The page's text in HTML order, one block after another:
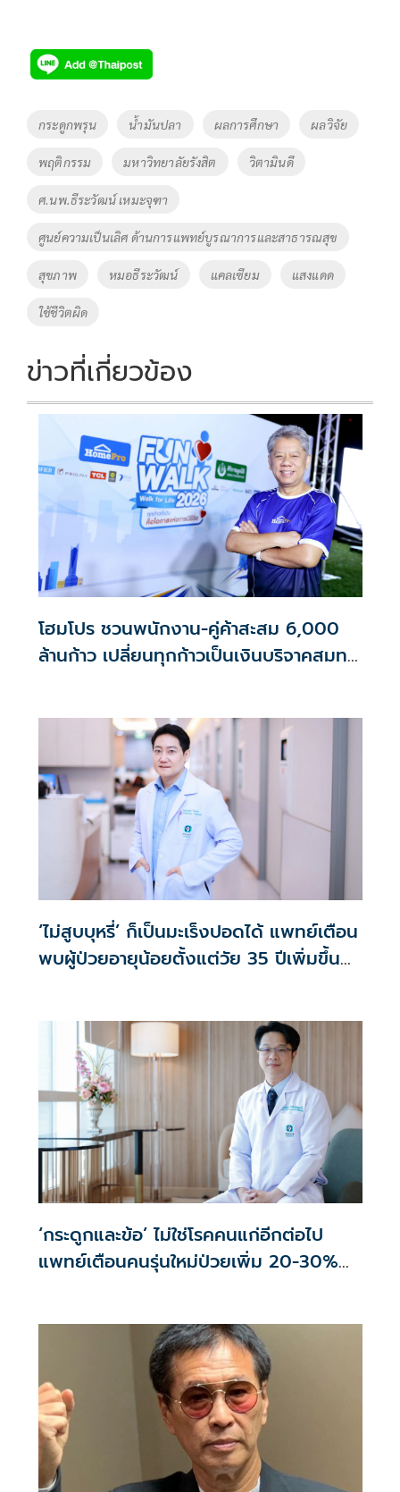
Tags
กระดูกพรุน น้ำมันปลา ผลการศึกษา ผลวิจัย
พฤติกรรม มหาวิทยาลัยรังสิต วิตามินดี
ศ.นพ.ธีระวัฒน์ เหมะจุฑา
ศูนย์ความเป็นเลิศ ด้านการแพทย์บูรณาการและสาธารณสุข
สุขภาพ หมอธีระวัฒน์ แคลเซียม แสงแดด
ใช้ชีวิตผิด
ข่าวที่เกี่ยวข้อง
โฮมโปร ชวนพนักงาน-คู่ค้าสะสม 6,000
ล้านก้าว เปลี่ยนทุกก้าวเป็นเงินบริจาคสมทบ
‘ไม่สูบบุหรี่’ ก็เป็นมะเร็งปอดได้ แพทย์เตือน
พบผู้ป่วยอายุน้อยตั้งแต่วัย 35 ปีเพิ่มขึ้น
‘กระดูกและข้อ’ ไม่ใช่โรคคนแก่อีกต่อไป
แพทย์เตือนคนรุ่นใหม่ป่วยเพิ่ม 20-30%